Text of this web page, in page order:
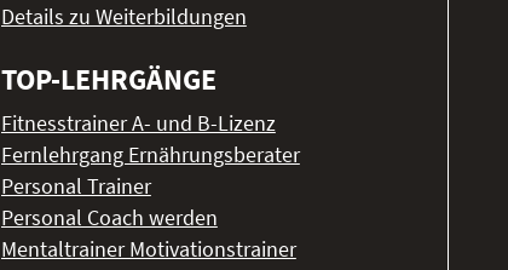
Details zu Weiterbildungen
TOP-LEHRGÄNGE
Fitnesstrainer A- und B-Lizenz
Fernlehrgang Ernährungsberater
Personal Trainer
Personal Coach werden
Mentaltrainer Motivationstrainer